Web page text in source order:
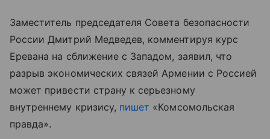
Заместитель председателя Совета безопасности
России Дмитрий Медведев, комментируя курс
Еревана на сближение с Западом, заявил, что
разрыв экономических связей Армении с Россией
может привести страну к серьезному
внутреннему кризису, пишет «Комсомольская
правда».